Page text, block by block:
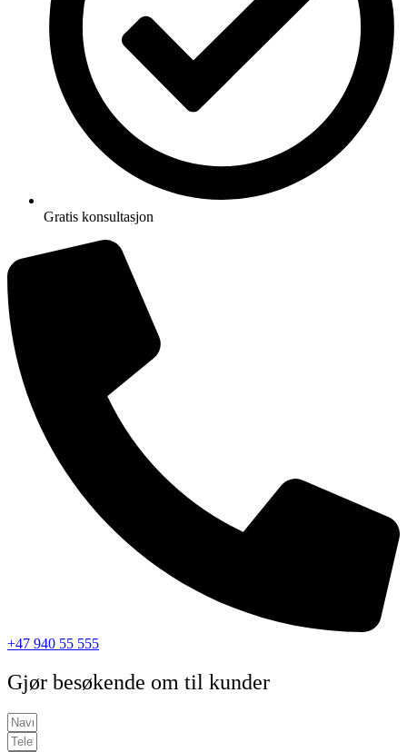
Gratis konsultasjon
+47 940 55 555
Gjør besøkende om til kunder